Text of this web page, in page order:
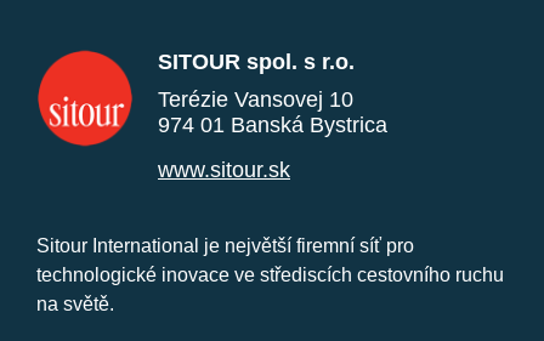
SITOUR spol. s r.o.
Terézie Vansovej 10
974 01 Banská Bystrica
www.sitour.sk
Sitour International je největší firemní síť pro
technologické inovace ve střediscích cestovního ruchu
na světě.